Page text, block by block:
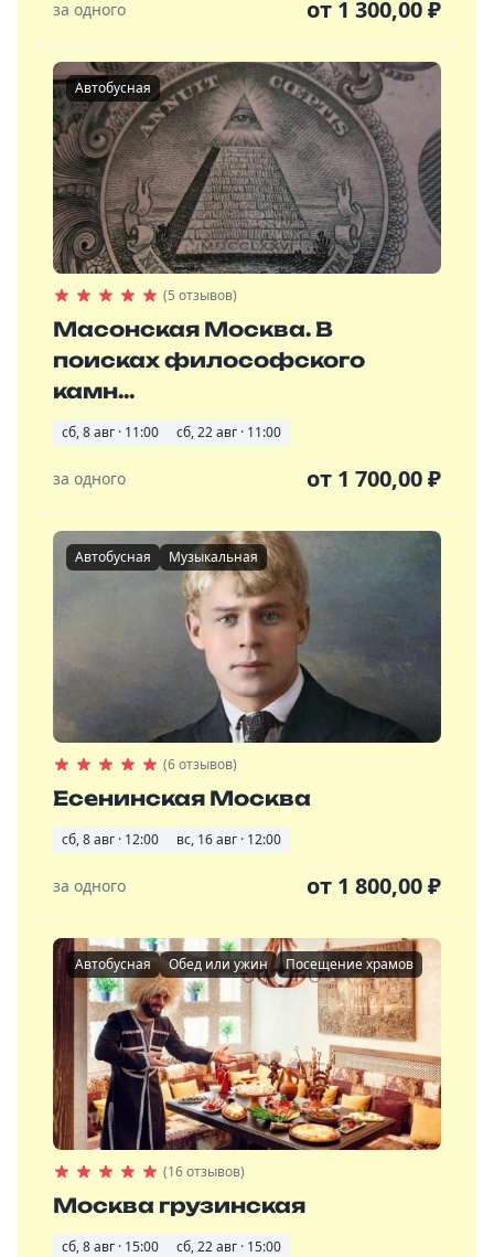
за одного от 1 300,00₽
Автобусная
(5 отзывов)
Масонская Москва. В
поисках философского
камн...
сб, 8 авг · 11:00 сб, 22 авг · 11:00
за одного от 1 700,00₽
Автобусная Музыкальная
(6 отзывов)
Есенинская Москва
сб, 8 авг · 12:00 вс, 16 авг · 12:00
за одного от 1 800,00₽
Автобусная Обед или ужин Посещение храмов
(16 отзывов)
Москва грузинская
сб, 8 авг · 15:00 сб, 22 авг · 15:00